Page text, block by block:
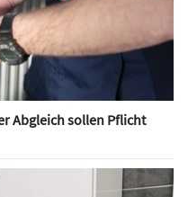
Abgleich sollen Pflicht